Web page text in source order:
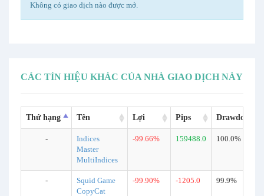
Không có giao dịch nào được mở.
CÁC TÍN HIỆU KHÁC CỦA NHÀ GIAO DỊCH NÀY
Thứ hạng Tên Lợi Pips Drawdown
-
Indices
Master
MultiIndices
-99.66% 159488.0 100.0%
-
Squid Game
CopyCat
-99.90% -1205.0 99.9%